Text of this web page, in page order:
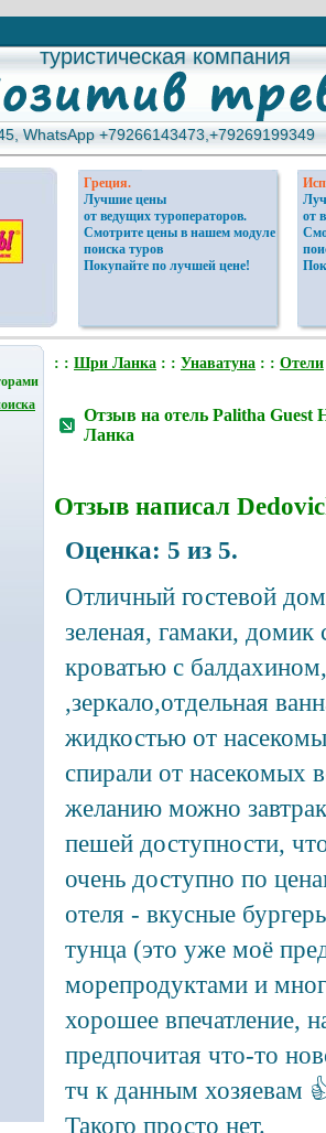
туристическая компания
туристическая компания
WhatsApp +79266143473,+79269199349
WhatsApp +79266143473,+79269199349
Греция.
Лучшие цены
от ведущих туроператоров.
Смотрите цены в нашем модуле
поиска туров
Покупайте по лучшей цене!
от
: : Шри Ланка : : Унаватуна : : Отели
Отзыв на отель Palitha Guest
Ланка
Отзыв написал
Оценка: 5 из 5.
Отличный гостевой
зеленая, гамаки,
кроватью с
,зеркало,отдельная
жидкостью от
спирали от насекомых
желанию можно
пешей доступности,
очень доступно по
отеля - вкусные
тунца (это уже моё
морепродуктами и
хорошее впечатление,
предпочитая что-то
тч к данным хозяевам
Такого просто нет.